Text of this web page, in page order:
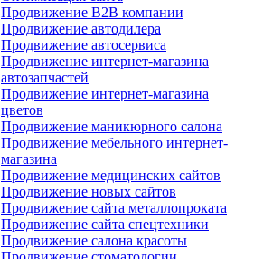
Продвижение B2B компании
Продвижение автодилера
Продвижение автосервиса
Продвижение интернет-магазина
автозапчастей
Продвижение интернет-магазина
цветов
Продвижение маникюрного салона
Продвижение мебельного интернет-
магазина
Продвижение медицинских сайтов
Продвижение новых сайтов
Продвижение сайта металлопроката
Продвижение сайта спецтехники
Продвижение салона красоты